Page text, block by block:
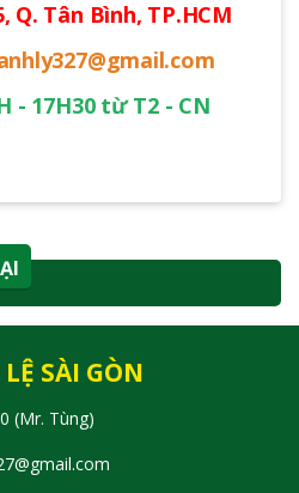
Q. Tân Bình, TP.HCM
- 17H30 từ T2 - CN
SÀI GÒN
(Mr. Tùng)